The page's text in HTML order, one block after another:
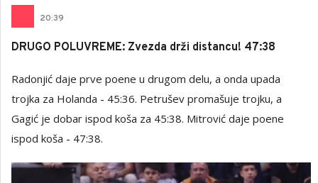
20:39
DRUGO POLUVREME: Zvezda drži distancu! 47:38
Radonjić daje prve poene u drugom delu, a onda upada
trojka za Holanda - 45:36. Petrušev promašuje trojku, a
Gagić je dobar ispod koša za 45:38. Mitrović daje poene
ispod koša - 47:38.